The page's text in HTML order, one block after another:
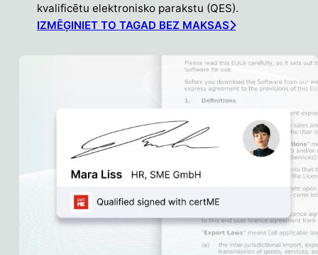
kvalificētu elektronisko parakstu (QES).
IZMĒĢINIET TO TAGAD BEZ MAKSAS